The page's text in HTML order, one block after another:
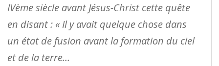
IVème siècle avant Jésus-Christ cette quête
en disant : « Il y avait quelque chose dans
un état de fusion avant la formation du ciel
et de la terre…